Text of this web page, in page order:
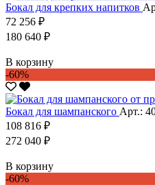
Бокал для крепких напитков
72 256 ₽
180 640 ₽
В корзину
-60%
Бокал для шампанского Арт.:
108 816 ₽
272 040 ₽
В корзину
-60%